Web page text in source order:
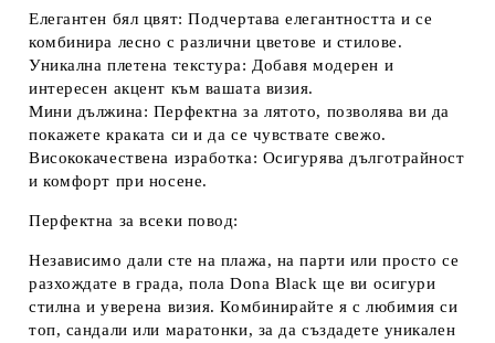
Елегантен бял цвят: Подчертава елегантността и се
комбинира лесно с различни цветове и стилове.
Уникална плетена текстура: Добавя модерен и
интересен акцент към вашата визия.
Мини дължина: Перфектна за лятото, позволява ви да
покажете краката си и да се чувствате свежо.
Висококачествена изработка: Осигурява дълготрайност
и комфорт при носене.
Перфектна за всеки повод:
Независимо дали сте на плажа, на парти или просто се
разхождате в града, пола Dona Black ще ви осигури
стилна и уверена визия. Комбинирайте я с любимия си
топ, сандали или маратонки, за да създадете уникален